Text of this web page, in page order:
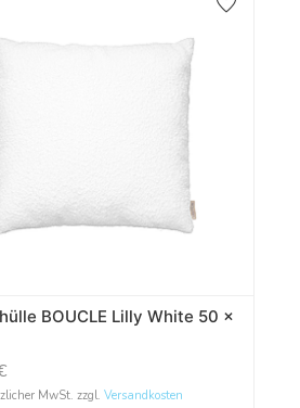
BOUCLE Lilly White 50 x
MwSt. zzgl. Versandkosten